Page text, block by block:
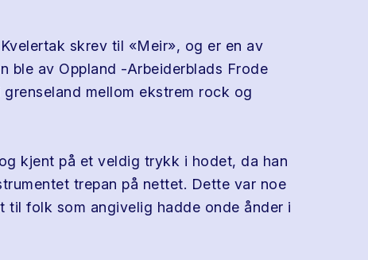
skrev til «Meir», og er en av
ble av Oppland -Arbeiderblads Frode
mellom ekstrem rock og
kjent på et veldig trykk i hodet, da han
trepan på nettet. Dette var noe
til folk som angivelig hadde onde ånder i